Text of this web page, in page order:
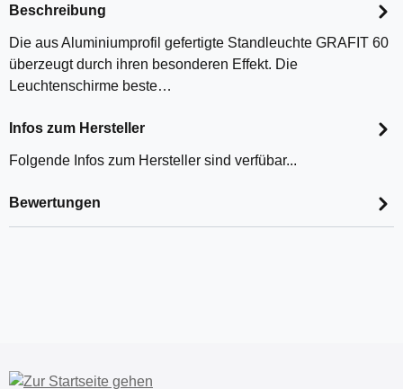
Beschreibung
Die aus Aluminiumprofil gefertigte Standleuchte GRAFIT 60
überzeugt durch ihren besonderen Effekt. Die
Leuchtenschirme beste…
Infos zum Hersteller
Folgende Infos zum Hersteller sind verfübar...
Bewertungen